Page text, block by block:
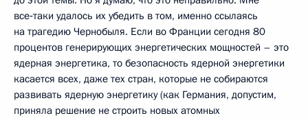
все‑таки удалось их убедить в том, именно ссылаясь
на трагедию Чернобыля. Если во Франции сегодня 80
процентов генерирующих энергетических мощностей – это
ядерная энергетика, то безопасность ядерной энергетики
касается всех, даже тех стран, которые не собираются
развивать ядерную энергетику (как Германия, допустим,
приняла решение не строить новых атомных